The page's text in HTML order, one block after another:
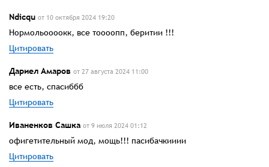
Ndicqu от 10 октября 2024 19:20
Нормольоооокк, все тоооопп, беритии !!!
Цитировать
Дариел Амаров от 27 августа 2024 11:00
все есть, спасиббб
Цитировать
Иваненков Сашка от 9 июля 2024 01:12
офигетительный мод, мощь!!! пасибачкииии
Цитировать